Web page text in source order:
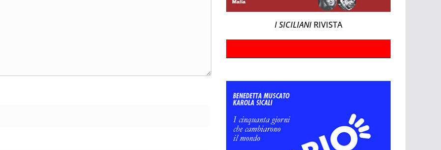
I SICILIANI RIVISTA